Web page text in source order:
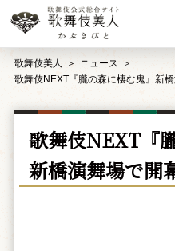
歌舞伎美人
ニュース
歌舞伎NEXT『朧の森に棲む鬼』新
歌舞伎NEXT『
新橋演舞場で開